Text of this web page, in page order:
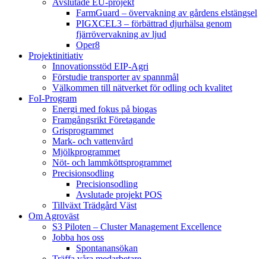
Avslutade EU-projekt
FarmGuard – övervakning av gårdens elstängsel
PIGXCEL3 – förbättrad djurhälsa genom
fjärrövervakning av ljud
Oper8
Projektinitiativ
Innovationsstöd EIP-Agri
Förstudie transporter av spannmål
Välkommen till nätverket för odling och kvalitet
FoI-Program
Energi med fokus på biogas
Framgångsrikt Företagande
Grisprogrammet
Mark- och vattenvård
Mjölkprogrammet
Nöt- och lammköttsprogrammet
Precisionsodling
Precisionsodling
Avslutade projekt POS
Tillväxt Trädgård Väst
Om Agroväst
S3 Piloten – Cluster Management Excellence
Jobba hos oss
Spontanansökan